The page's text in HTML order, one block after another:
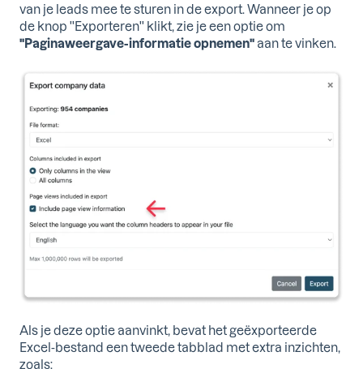
van je leads mee te sturen in de export. Wanneer je op
de knop ''Exporteren'' klikt, zie je een optie om
"Paginaweergave-informatie opnemen"aan te vinken.
Als je deze optie aanvinkt, bevat het geëxporteerde
Excel-bestand een tweede tabblad met extra inzichten,
zoals: